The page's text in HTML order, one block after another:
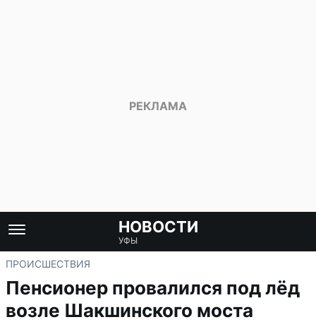
НОВОСТИ
УФЫ
ПРОИСШЕСТВИЯ
Пенсионер провалился под лёд
возле Шакшинского моста